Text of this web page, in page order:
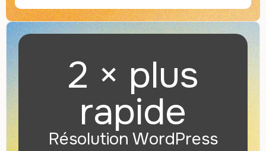
2 × plus
rapide
Résolution WordPress